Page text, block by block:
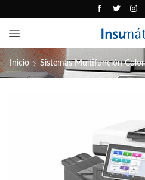
Inicio Sistemas Multifunción Color